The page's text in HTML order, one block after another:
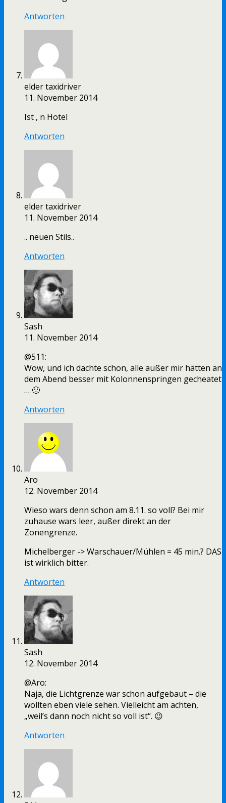
Antworten
elder taxidriver
11. November 2014
Ist ‚ n Hotel
Antworten
elder taxidriver
11. November 2014
.. neuen Stils..
Antworten
Sash
11. November 2014
@511:
Wow, und ich dachte schon, alle außer mir hätten an
dem Abend besser mit Kolonnenspringen gecheatet
… 🙂
Antworten
Aro
12. November 2014
Wieso wars denn schon am 8.11. so voll? Bei mir
zuhause wars leer, außer direkt an der
Zonengrenze.
Michelberger -> Warschauer/Mühlen = 45 min.? DAS
ist wirklich bitter.
Antworten
Sash
12. November 2014
@Aro:
Naja, die Lichtgrenze war schon aufgebaut – die
wollten eben viele sehen. Vielleicht am achten,
„weil’s dann noch nicht so voll ist“. 😉
Antworten